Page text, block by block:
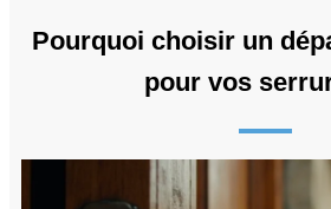
Pourquoi choisir un
pour vos